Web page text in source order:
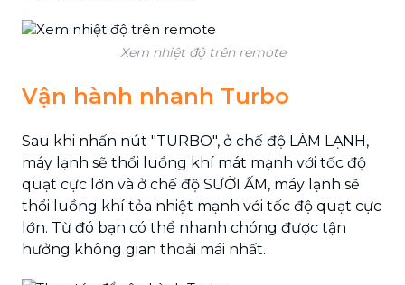
Xem nhiệt độ trên remote
Vận hành nhanh Turbo
Sau khi nhấn nút "TURBO", ở chế độ LÀM LẠNH,
máy lạnh sẽ thổi luồng khí mát mạnh với tốc độ
quạt cực lớn và ở chế độ SƯỞI ẤM, máy lạnh sẽ
thổi luồng khí tỏa nhiệt mạnh với tốc độ quạt cực
lớn. Từ đó bạn có thể nhanh chóng được tận
hưởng không gian thoải mái nhất.